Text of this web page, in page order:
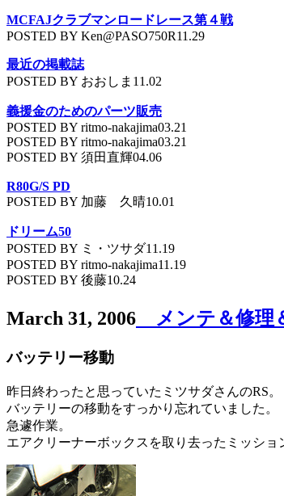
MCFAJクラブマンロードレース第４戦
POSTED BY Ken@PASO750R11.29
最近の掲載誌
POSTED BY おおしま11.02
義援金のためのパーツ販売
POSTED BY ritmo-nakajima03.21
POSTED BY ritmo-nakajima03.21
POSTED BY 須田直輝04.06
R80G/S PD
POSTED BY 加藤 久晴10.01
ドリーム50
POSTED BY ミ・ツサダ11.19
POSTED BY ritmo-nakajima11.19
POSTED BY 後藤10.24
March 31, 2006 メンテ＆修理
バッテリー移動
昨日終わったと思っていたミツサダさんのRS。
バッテリーの移動をすっかり忘れていました。
急遽作業。
エアクリーナーボックスを取り去ったミッショ